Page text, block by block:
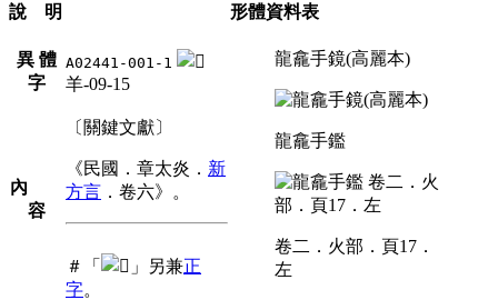
說 明
異 體
字
A02441-001-1
羊-09-15
內
容
〔關鍵文獻〕
《民國．章太炎． 新
方言 ．卷六》。
＃「 」另兼正
字。
形體資料表
龍龕手鏡(高麗本)
龍龕手鑑
卷二．火部．頁17．
左